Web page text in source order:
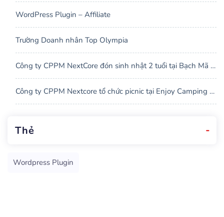
cách dễ dàng
WordPress Plugin – Affiliate
Trường Doanh nhân Top Olympia
Công ty CPPM NextCore đón sinh nhật 2 tuổi tại Bạch Mã
Village ở tỉnh Thừa Thiên Huế
Công ty CPPM Nextcore tổ chức picnic tại Enjoy Camping
Thẻ
Wordpress Plugin